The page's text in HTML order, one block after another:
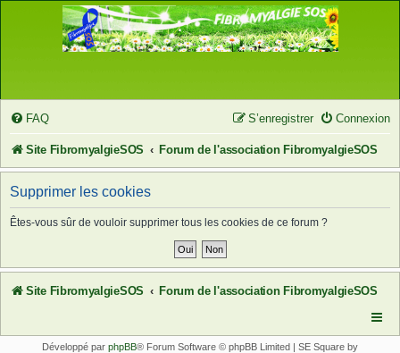
FAQ Connexion
S’enregistrer
Site FibromyalgieSOS Forum de l'association FibromyalgieSOS
Supprimer les cookies
Êtes-vous sûr de vouloir supprimer tous les cookies de ce forum ?
Site FibromyalgieSOS Forum de l'association FibromyalgieSOS
Développé par phpBB® Forum Software © phpBB Limited | SE Square by